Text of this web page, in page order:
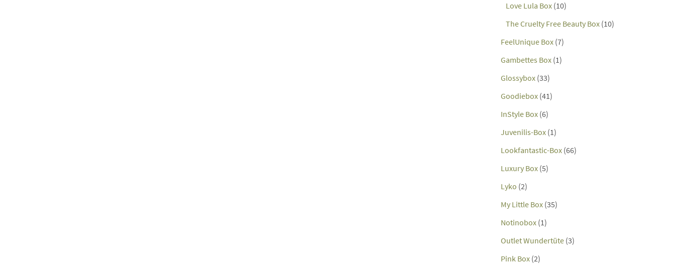
Love Lula Box (10)
The Cruelty Free Beauty Box (10)
FeelUnique Box (7)
Gambettes Box (1)
Glossybox (33)
Goodiebox (41)
InStyle Box (6)
Juvenilis-Box (1)
Lookfantastic-Box (66)
Luxury Box (5)
Lyko (2)
My Little Box (35)
Notinobox (1)
Outlet Wundertüte (3)
Pink Box (2)